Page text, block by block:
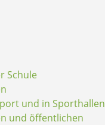
Schule
und in Sporthallen
und öffentlichen